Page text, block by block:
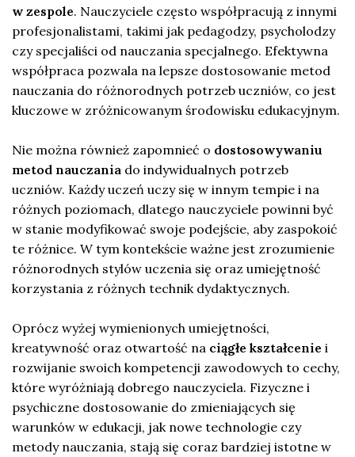
w zespole. Nauczyciele często współpracują z innymi
profesjonalistami, takimi jak pedagodzy, psycholodzy
czy specjaliści od nauczania specjalnego. Efektywna
współpraca pozwala na lepsze dostosowanie metod
nauczania do różnorodnych potrzeb uczniów, co jest
kluczowe w zróżnicowanym środowisku edukacyjnym.
Nie można również zapomnieć o dostosowywaniu
metod nauczania do indywidualnych potrzeb
uczniów. Każdy uczeń uczy się w innym tempie i na
różnych poziomach, dlatego nauczyciele powinni być
w stanie modyfikować swoje podejście, aby zaspokoić
te różnice. W tym kontekście ważne jest zrozumienie
różnorodnych stylów uczenia się oraz umiejętność
korzystania z różnych technik dydaktycznych.
Oprócz wyżej wymienionych umiejętności,
kreatywność oraz otwartość na ciągłe kształcenie i
rozwijanie swoich kompetencji zawodowych to cechy,
które wyróżniają dobrego nauczyciela. Fizyczne i
psychiczne dostosowanie do zmieniających się
warunków w edukacji, jak nowe technologie czy
metody nauczania, stają się coraz bardziej istotne w